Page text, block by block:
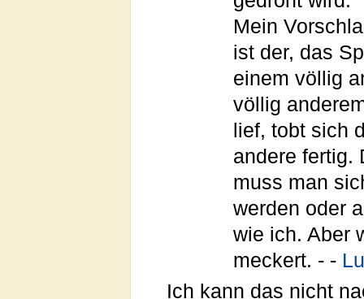
Mein
ist der, das
einem völlig
völlig
lief, tobt sich
andere fertig.
muss man
werden oder
wie ich. Aber
meckert. - -
Ich kann das nicht